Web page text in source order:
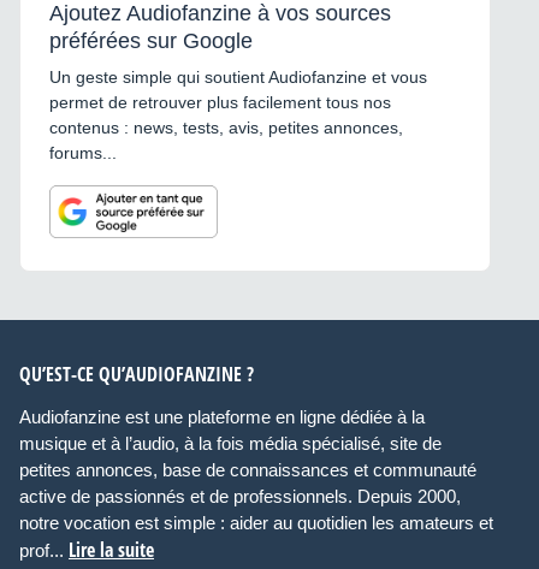
Ajoutez Audiofanzine à vos sources
préférées sur Google
Un geste simple qui soutient Audiofanzine et vous
permet de retrouver plus facilement tous nos
contenus : news, tests, avis, petites annonces,
forums...
QU’EST-CE QU’AUDIOFANZINE ?
Audiofanzine est une plateforme en ligne dédiée à la
musique et à l’audio, à la fois média spécialisé, site de
petites annonces, base de connaissances et communauté
active de passionnés et de professionnels. Depuis 2000,
notre vocation est simple : aider au quotidien les amateurs et
prof... Lire la suite